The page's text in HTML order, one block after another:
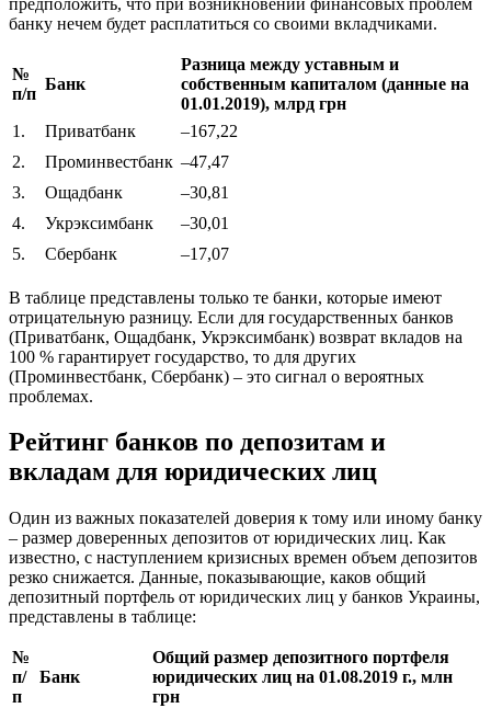
банку нечем будет расплатиться со своими вкладчиками.
№
п/п
Банк
Разница между уставным и
собственным капиталом (данные на
01.01.2019), млрд грн
1.
Приватбанк
–167,22
2.
Проминвестбанк –47,47
3.
Ощадбанк
–30,81
4.
Укрэксимбанк
–30,01
5.
Сбербанк –17,07
В таблице представлены только те банки, которые имеют
отрицательную разницу. Если для государственных банков
(Приватбанк, Ощадбанк, Укрэксимбанк) возврат вкладов на
100 % гарантирует государство, то для других
(Проминвестбанк, Сбербанк) – это сигнал о вероятных
проблемах.
Рейтинг банков по депозитам и
вкладам для юридических лиц
Один из важных показателей доверия к тому или иному банку
– размер доверенных депозитов от юридических лиц. Как
известно, с наступлением кризисных времен объем депозитов
резко снижается. Данные, показывающие, каков общий
депозитный портфель от юридических лиц у банков Украины,
представлены в таблице:
№
п/
п
Банк
Общий размер депозитного портфеля
юридических лиц на 01.08.2019 г., млн
грн